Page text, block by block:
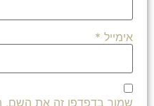
אימייל *
שמור בדפדפן זה את השם,